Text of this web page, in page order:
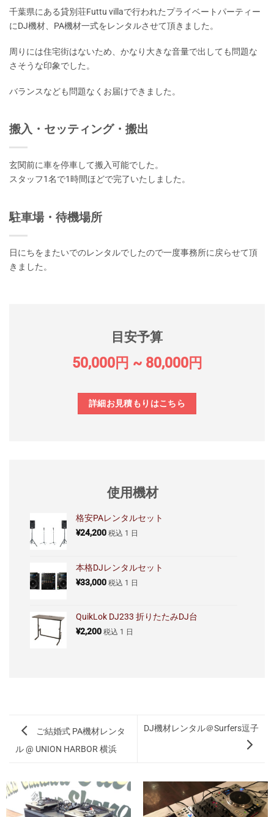
千葉県にある貸別荘Futtu villaで行われたプライベートパーティー
にDJ機材、PA機材一式をレンタルさせて頂きました。
周りには住宅街はないため、かなり大きな音量で出しても問題な
さそうな印象でした。
バランスなども問題なくお届けできました。
搬入・セッティング・搬出
玄関前に車を停車して搬入可能でした。
スタッフ1名で1時間ほどで完了いたしました。
駐車場・待機場所
日にちをまたいでのレンタルでしたので一度事務所に戻らせて頂
きました。
目安予算
50,000円 ~ 80,000円
詳細お見積もりはこちら
使用機材
格安PAレンタルセット
¥24,200 税込 1 日
本格DJレンタルセット
¥33,000 税込 1 日
QuikLok DJ233 折りたたみDJ台
¥2,200 税込 1 日
ご結婚式 PA機材レンタ
ル @ UNION HARBOR 横浜
DJ機材レンタル＠Surfers逗子